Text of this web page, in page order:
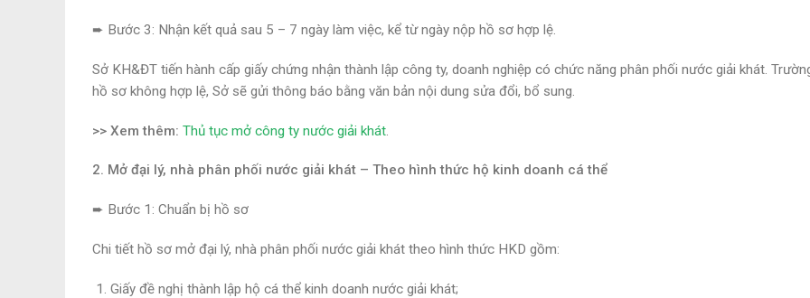
➨ Bước 3: Nhận kết quả sau 5 – 7 ngày làm việc, kể từ ngày nộp hồ sơ hợp lệ.
Sở KH&ĐT tiến hành cấp giấy chứng nhận thành lập công ty, doanh nghiệp có chức năng phân phối nước giải khát.
hồ sơ không hợp lệ, Sở sẽ gửi thông báo bằng văn bản nội dung sửa đổi, bổ sung.
>> Xem thêm: Thủ tục mở công ty nước giải khát.
2. Mở đại lý, nhà phân phối nước giải khát – Theo hình thức hộ kinh doanh cá thể
➨ Bước 1: Chuẩn bị hồ sơ
Chi tiết hồ sơ mở đại lý, nhà phân phối nước giải khát theo hình thức HKD gồm:
Giấy đề nghị thành lập hộ cá thể kinh doanh nước giải khát;